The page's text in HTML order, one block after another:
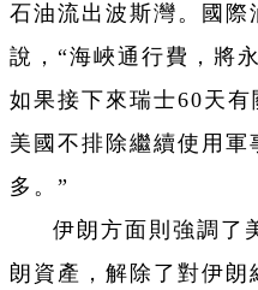
石油流出波斯灣。國
說，“海峽通行費，將
如果接下來瑞士60天有
美國不排除繼續使用
多。”
伊朗方面則強調了
朗資產，解除了對伊